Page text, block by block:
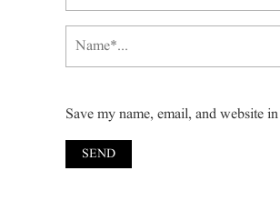
Save my name, email, and website